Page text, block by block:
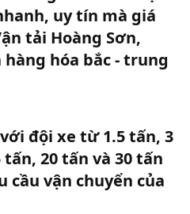
uy tín mà giá
tải Hoàng Sơn,
hóa bắc - trung
đội xe từ 1.5 tấn, 3
20 tấn và 30 tấn
cầu vận chuyển của